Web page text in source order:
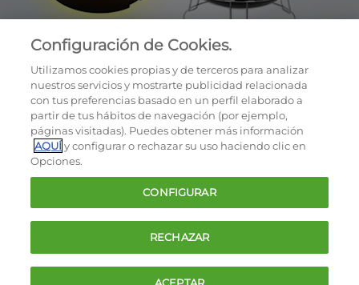
Cookies
Política de privacidad
Términos y condiciones de la oferta
Contacto
FAQ
Configuración de Cookies.
Utilizamos cookies propias y de terceros para analizar
nuestros servicios y mostrarte publicidad relacionada
con tus preferencias basado en un perfil elaborado a
partir de tus hábitos de navegación (por ejemplo,
páginas visitadas). Puedes obtener más información
AQUÍy configurar o rechazar su uso haciendo clic en
Opciones.
CONFIGURAR
RECHAZAR